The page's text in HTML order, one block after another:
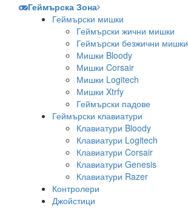
Геймърска Зона
Геймърски мишки
Геймърски жични мишки
Геймърски безжични мишки
Мишки Bloody
Мишки Corsair
Мишки Logitech
Мишки Xtrfy
Геймърски падове
Геймърски клавиатури
Клавиатури Bloody
Клавиатури Logitech
Клавиатури Corsair
Клавиатури Genesis
Клавиатури Razer
Контролери
Джойстици